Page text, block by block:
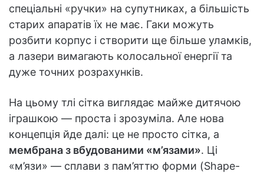
спеціальні «ручки» на супутниках, а більшість
старих апаратів їх не має. Гаки можуть
розбити корпус і створити ще більше уламків,
а лазери вимагають колосальної енергії та
дуже точних розрахунків.
На цьому тлі сітка виглядає майже дитячою
іграшкою — проста і зрозуміла. Але нова
концепція йде далі: це не просто сітка, а
мембрана з вбудованими «м’язами». Ці
«м’язи» — сплави з пам’яттю форми (Shape-